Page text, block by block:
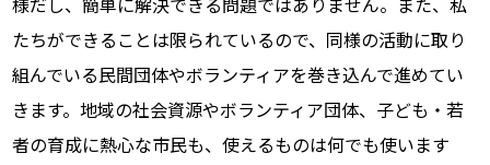
たちができることは限られているので、同様の活動に取り
組んでいる民間団体やボランティアを巻き込んで進めてい
きます。地域の社会資源やボランティア団体、子ども・若
者の育成に熱心な市民も、使えるものは何でも使います